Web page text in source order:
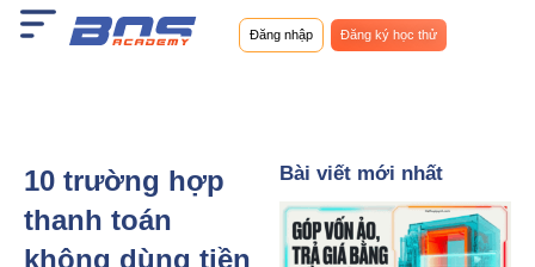
Nhảy
tới
Đăng nhập Đăng ký học thử
10 trường hợp
thanh toán
không dùng tiền
Bài viết mới nhất